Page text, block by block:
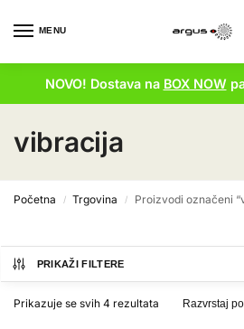
MENU
NOVO! Dostava na BOX NOW
vibracija
Početna / Trgovina / Proizvodi označeni
PRIKAŽI FILTERE
Prikazuje se svih 4 rezultata